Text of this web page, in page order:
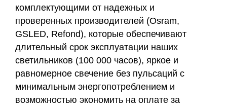
комплектующими от надежных и
проверенных производителей (Osram,
GSLED, Refond), которые обеспечивают
длительный срок эксплуатации наших
светильников (100 000 часов), яркое и
равномерное свечение без пульсаций с
минимальным энергопотреблением и
возможностью экономить на оплате за